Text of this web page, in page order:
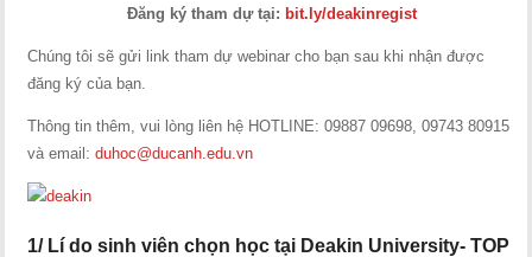
Đăng ký tham dự tại: bit.ly/deakinregist
Chúng tôi sẽ gửi link tham dự webinar cho bạn sau khi nhận được
đăng ký của bạn.
Thông tin thêm, vui lòng liên hệ HOTLINE: 09887 09698, 09743 80915
và email:duhoc@ducanh.edu.vn
1/ Lí do sinh viên chọn học tại Deakin University- TOP